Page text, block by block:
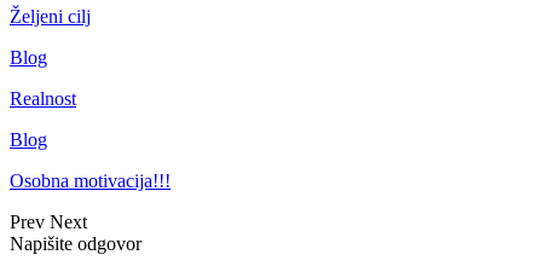
Željeni cilj
Blog
Realnost
Blog
Osobna motivacija!!!
Prev Next
Napišite odgovor